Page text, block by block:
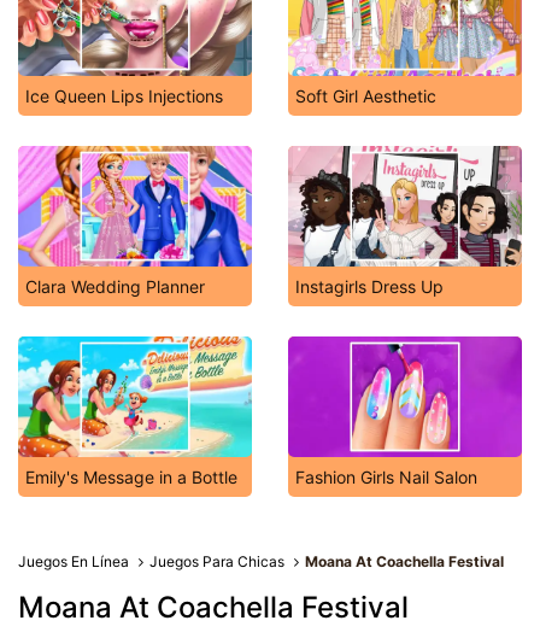
Ice Queen Lips Injections Soft Girl Aesthetic
Clara Wedding Planner Instagirls Dress Up
Emily's Message in a Bottle Fashion Girls Nail Salon
Juegos En Línea Juegos Para Chicas Moana At Coachella Festival
Moana At Coachella Festival